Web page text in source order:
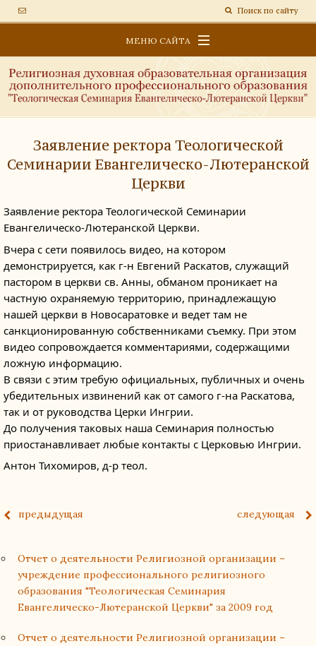
Поиск по сайту
МЕНЮ САЙТА
ОБРАЗОВАТЕЛЬНАЯ ПЛАТФОРМА
СВЕДЕНИЯ ОБ ОБРАЗОВАТЕЛЬНОЙ ОРГАНИЗАЦИИ
НОВОСТИ
Заявление ректора Теологической
Семинарии Евангелическо-Лютеранской
Церкви
Заявление ректора Теологической Семинарии
Евангелическо-Лютеранской Церкви.
Вчера с сети появилось видео, на котором
демонстрируется, как г-н Евгений Раскатов, служащий
пастором в церкви св. Анны, обманом проникает на
частную охраняемую территорию, принадлежащую
нашей церкви в Новосаратовке и ведет там не
санкционированную собственниками съемку. При этом
видео сопровождается комментариями, содержащими
ложную информацию.
В связи с этим требую официальных, публичных и очень
убедительных извинений как от самого г-на Раскатова,
так и от руководства Церки Ингрии.
До получения таковых наша Семинария полностью
приостанавливает любые контакты с Церковью Ингрии.
Антон Тихомиров, д-р теол.
предыдущая следующая
Отчет о деятельности Религиозной организации –
учреждение профессионального религиозного
образования "Теологическая Семинария
Евангелическо-Лютеранской Церкви" за 2009 год
Отчет о деятельности Религиозной организации –